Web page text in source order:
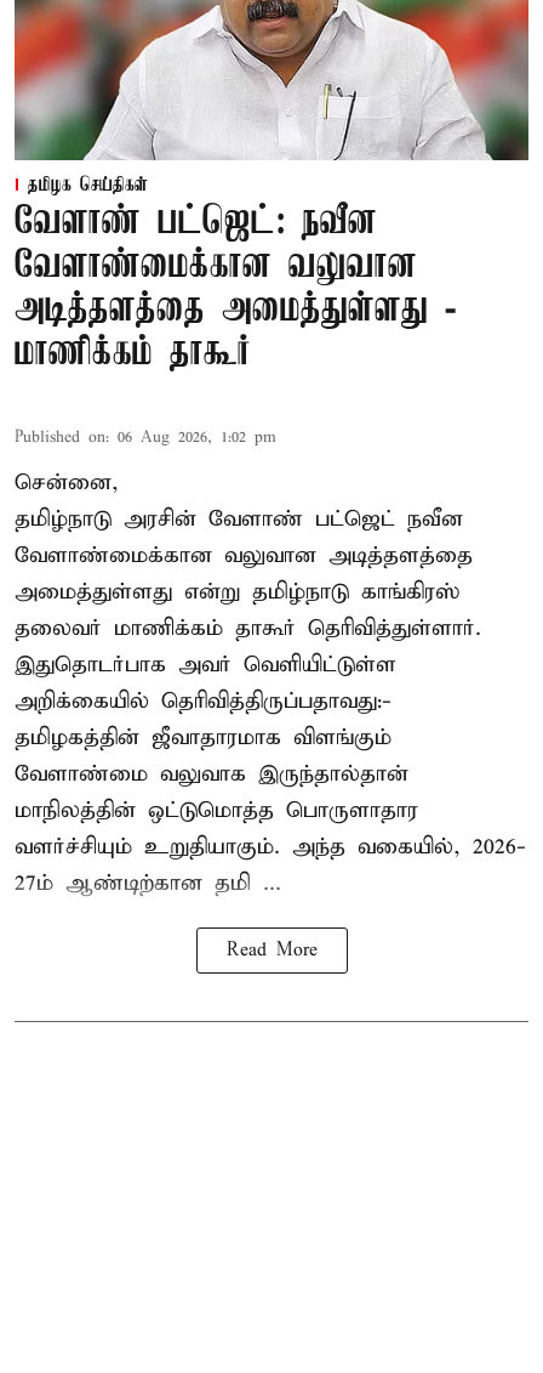
தமிழக செய்திகள்
வேளாண் பட்ஜெட்: நவீன
வேளாண்மைக்கான வலுவான
அடித்தளத்தை அமைத்துள்ளது -
மாணிக்கம் தாகூர்
Published on: 06 Aug 2026, 1:02 pm
சென்னை,
தமிழ்நாடு அரசின் வேளாண் பட்ஜெட் நவீன
வேளாண்மைக்கான வலுவான அடித்தளத்தை
அமைத்துள்ளது என்று தமிழ்நாடு காங்கிரஸ்
தலைவர் மாணிக்கம் தாகூர் தெரிவித்துள்ளார்.
இதுதொடர்பாக அவர் வெளியிட்டுள்ள
அறிக்கையில் தெரிவித்திருப்பதாவது:-
தமிழகத்தின் ஜீவாதாரமாக விளங்கும்
வேளாண்மை வலுவாக இருந்தால்தான்
மாநிலத்தின் ஒட்டுமொத்த பொருளாதார
வளர்ச்சியும் உறுதியாகும். அந்த வகையில், 2026-
27ம் ஆண்டிற்கான தமி ...
Read More